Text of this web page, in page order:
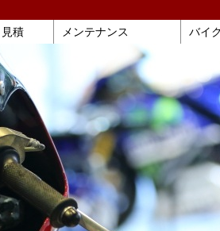
積 メンテナンス バイ